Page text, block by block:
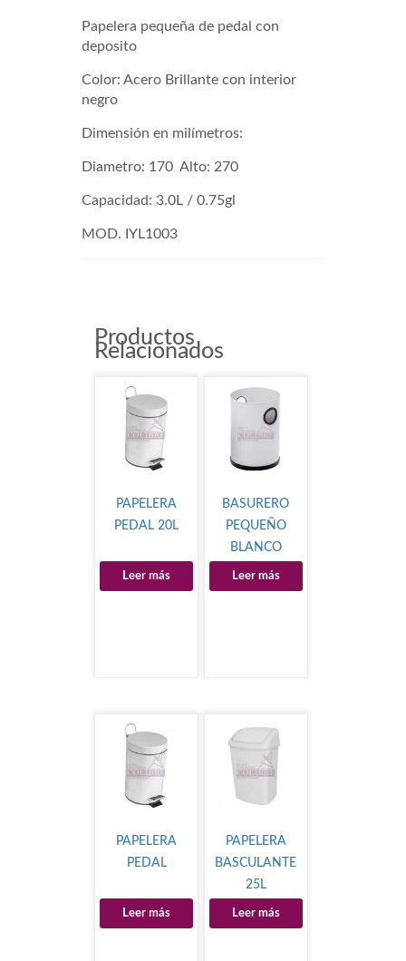
Papelera pequeña de pedal con
deposito
Color: Acero Brillante con interior
negro
Dimensión en milímetros:
Diametro: 170 Alto: 270
Capacidad: 3.0L / 0.75gl
MOD. IYL1003
Productos
Relacionados
PAPELERA
PEDAL 20L
Leer más
BASURERO
PEQUEÑO
BLANCO
Leer más
PAPELERA
PEDAL
Leer más
PAPELERA
BASCULANTE
25L
Leer más